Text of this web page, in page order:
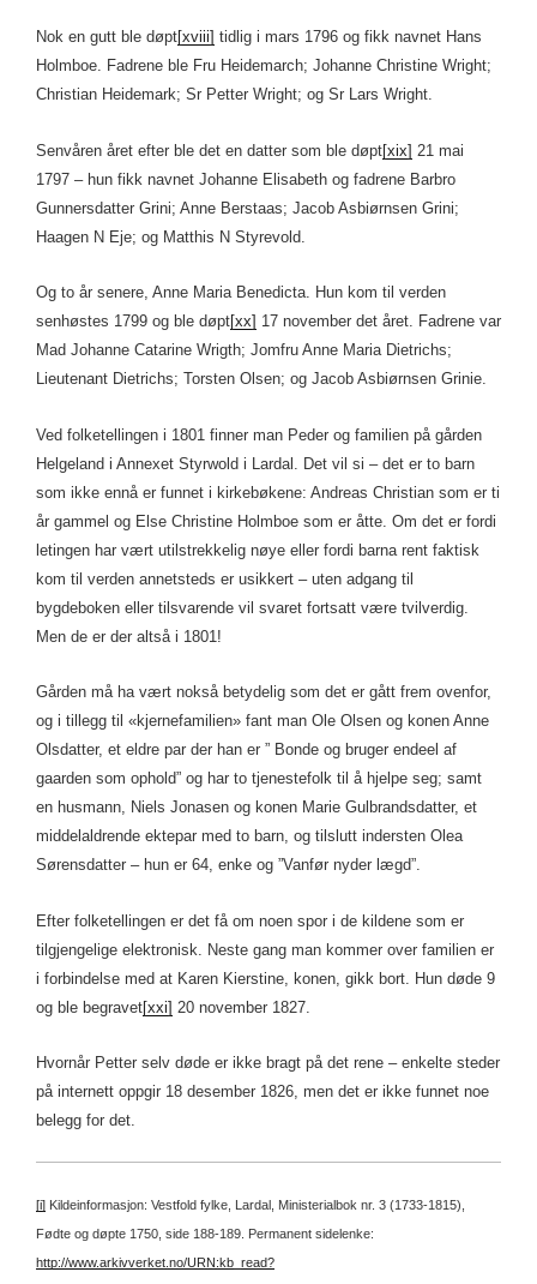
Nok en gutt ble døpt[xviii] tidlig i mars 1796 og fikk navnet Hans
Holmboe. Fadrene ble Fru Heidemarch; Johanne Christine Wright;
Christian Heidemark; Sr Petter Wright; og Sr Lars Wright.
Senvåren året efter ble det en datter som ble døpt[xix] 21 mai
1797 – hun fikk navnet Johanne Elisabeth og fadrene Barbro
Gunnersdatter Grini; Anne Berstaas; Jacob Asbiørnsen Grini;
Haagen N Eje; og Matthis N Styrevold.
Og to år senere, Anne Maria Benedicta. Hun kom til verden
senhøstes 1799 og ble døpt[xx] 17 november det året. Fadrene var
Mad Johanne Catarine Wrigth; Jomfru Anne Maria Dietrichs;
Lieutenant Dietrichs; Torsten Olsen; og Jacob Asbiørnsen Grinie.
Ved folketellingen i 1801 finner man Peder og familien på gården
Helgeland i Annexet Styrwold i Lardal. Det vil si – det er to barn
som ikke ennå er funnet i kirkebøkene: Andreas Christian som er ti
år gammel og Else Christine Holmboe som er åtte. Om det er fordi
letingen har vært utilstrekkelig nøye eller fordi barna rent faktisk
kom til verden annetsteds er usikkert – uten adgang til
bygdeboken eller tilsvarende vil svaret fortsatt være tvilverdig.
Men de er der altså i 1801!
Gården må ha vært nokså betydelig som det er gått frem ovenfor,
og i tillegg til «kjernefamilien» fant man Ole Olsen og konen Anne
Olsdatter, et eldre par der han er ” Bonde og bruger endeel af
gaarden som ophold” og har to tjenestefolk til å hjelpe seg; samt
en husmann, Niels Jonasen og konen Marie Gulbrandsdatter, et
middelaldrende ektepar med to barn, og tilslutt indersten Olea
Sørensdatter – hun er 64, enke og ”Vanfør nyder lægd”.
Efter folketellingen er det få om noen spor i de kildene som er
tilgjengelige elektronisk. Neste gang man kommer over familien er
i forbindelse med at Karen Kierstine, konen, gikk bort. Hun døde 9
og ble begravet[xxi] 20 november 1827.
Hvornår Petter selv døde er ikke bragt på det rene – enkelte steder
på internett oppgir 18 desember 1826, men det er ikke funnet noe
belegg for det.
[i] Kildeinformasjon: Vestfold fylke, Lardal, Ministerialbok nr. 3 (1733-1815),
Fødte og døpte 1750, side 188-189. Permanent sidelenke:
http://www.arkivverket.no/URN:kb_read?